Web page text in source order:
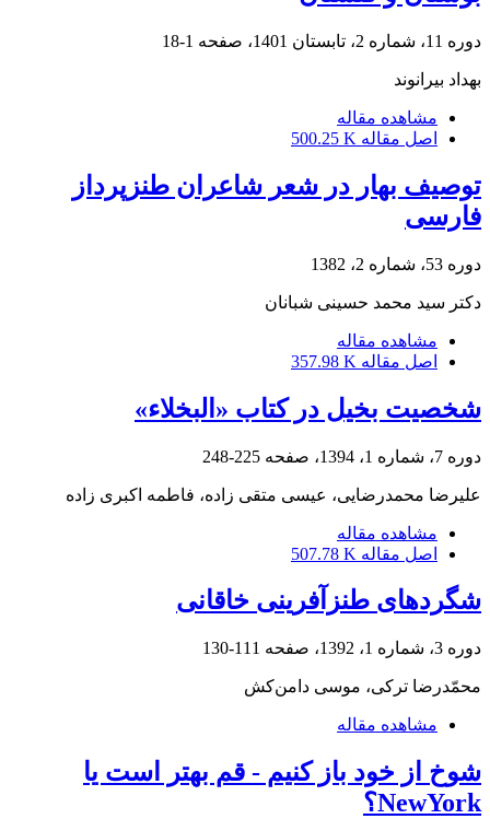
دوره 11، شماره 2، تابستان 1401، صفحه 1-18
بهداد بیرانوند
مشاهده مقاله
اصل مقاله 500.25 K
توصیف بهار در شعر شاعران طنزپرداز
فارسی
دوره 53، شماره 2، 1382
دکتر سید محمد حسینى شبانان
مشاهده مقاله
اصل مقاله 357.98 K
شخصیت بخیل در کتاب «البخلاء»
دوره 7، شماره 1، 1394، صفحه 225-248
علیرضا محمدرضایی، عیسی متقی زاده، فاطمه اکبری زاده
مشاهده مقاله
اصل مقاله 507.78 K
شگردهای طنزآفرینی خاقانی
دوره 3، شماره 1، 1392، صفحه 111-130
محمّدرضا ترکی، موسی دامن‌کش
مشاهده مقاله
شوخ از خود باز کنیم - قم بهتر است یا
NewYork؟